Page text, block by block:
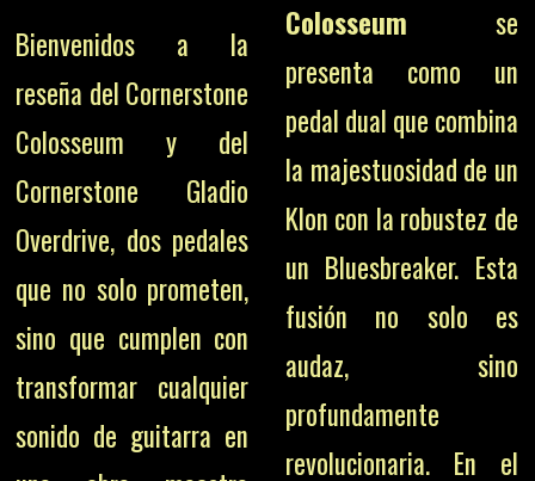
Bienvenidos a la
reseña del Cornerstone
Colosseum y del
Cornerstone Gladio
Overdrive, dos pedales
que no solo prometen,
sino que cumplen con
transformar cualquier
sonido de guitarra en
Colosseum se
presenta como un
pedal dual que combina
la majestuosidad de un
Klon con la robustez de
un Bluesbreaker. Esta
fusión no solo es
audaz, sino
profundamente
revolucionaria. En el